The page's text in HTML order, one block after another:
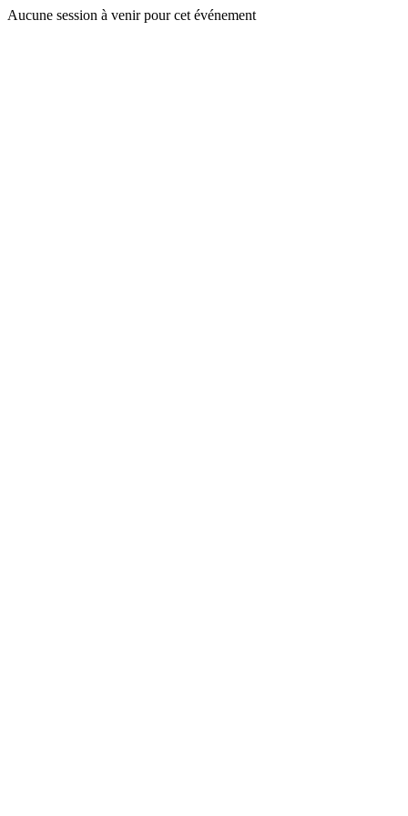
Aucune session à venir pour cet événement